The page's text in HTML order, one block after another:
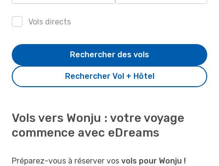
Vols directs
Rechercher Vol + Hôtel
Rechercher des vols
Vols vers Wonju : votre voyage
commence avec eDreams
Préparez-vous à réserver vos vols pour Wonju !